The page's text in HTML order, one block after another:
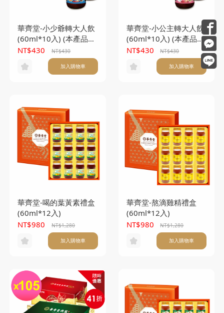
華齊堂-小少爺轉大人飲
(60ml*10入) (本產品不
另附提袋)
NT$430 NT$430
加入購物車
華齊堂-小公主轉大人飲
(60ml*10入) (本產品不
另附提袋)
NT$430 NT$430
加入購物車
華齊堂-喝的葉黃素禮盒
(60ml*12入)
NT$980
NT$1,280
加入購物車
華齊堂-熬滴雞精禮盒
(60ml*12入)
NT$980
NT$1,280
加入購物車